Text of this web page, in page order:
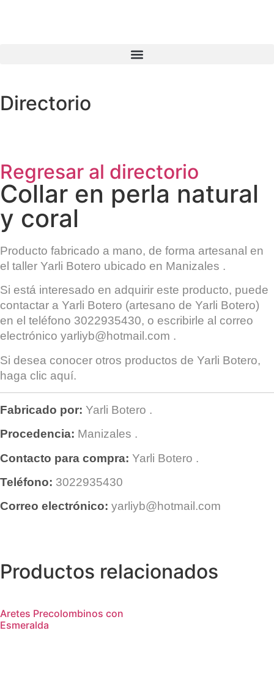
Directorio
Regresar al directorio
Collar en perla natural
y coral
Producto fabricado a mano, de forma artesanal en
el taller Yarli Botero ubicado en Manizales .
Si está interesado en adquirir este producto, puede
contactar a Yarli Botero (artesano de Yarli Botero)
en el teléfono 3022935430, o escribirle al correo
electrónico yarliyb@hotmail.com .
Si desea conocer otros productos de Yarli Botero,
haga clic aquí.
Fabricado por: Yarli Botero .
Procedencia: Manizales .
Contacto para compra: Yarli Botero .
Teléfono: 3022935430
Correo electrónico: yarliyb@hotmail.com
Productos relacionados
Aretes Precolombinos con
Esmeralda